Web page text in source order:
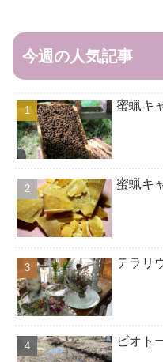
今週の人気記事
蜜蝋キ
蜜蝋キ
テラリ
ビオト